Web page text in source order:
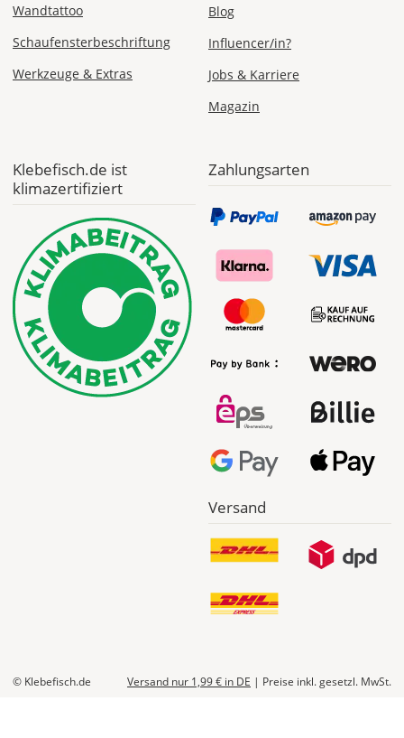
Mo., 10.08. -
ab 24,98
*
Abhängig
Bestellwert:
Die
genauen
Produktionskosten
werden
Dir
im
Checkout
angezeigt.
Wandtattoo
Schaufensterbeschriftung
Werkzeuge & Extras
Blog
Influencer/in?
Jobs & Karriere
Magazin
Klebefisch.de ist
klimazertifiziert
Zahlungsarten
Versand
© Klebefisch.de Versand nur 1,99 € in DE | Preise inkl. gesetzl. MwSt.